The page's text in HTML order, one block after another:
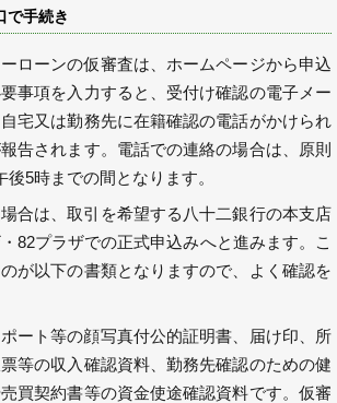
で手続き
ローンの仮審査は、ホームページから申込
事項を入力すると、受付け確認の電子メー
宅又は勤務先に在籍確認の電話がかけられ
告されます。電話での連絡の場合は、原則
5時までの間となります。
合は、取引を希望する八十二銀行の本支店
82プラザでの正式申込みへと進みます。こ
が以下の書類となりますので、よく確認を
ート等の顔写真付公的証明書、届け印、所
等の収入確認資料、勤務先確認のための健
買契約書等の資金使途確認資料です。仮審